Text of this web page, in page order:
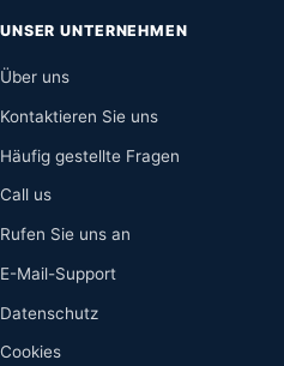
UNSER UNTERNEHMEN
Über uns
Kontaktieren Sie uns
Häufig gestellte Fragen
Call us
Rufen Sie uns an
E-Mail-Support
Datenschutz
Cookies